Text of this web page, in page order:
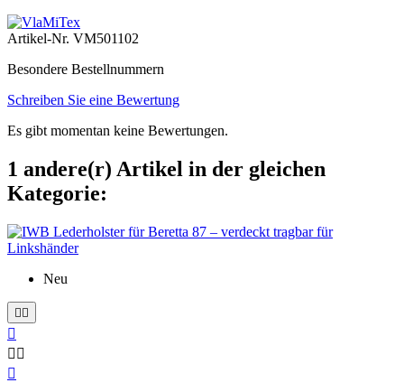
Artikel-Nr. VM501102
Besondere Bestellnummern
Schreiben Sie eine Bewertung
Es gibt momentan keine Bewertungen.
1 andere(r) Artikel in der gleichen
Kategorie:
Neu


 
